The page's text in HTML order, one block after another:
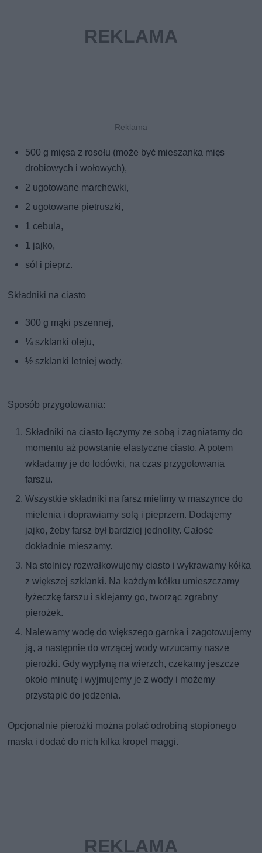
500 g mięsa z rosołu (może być mieszanka mięs
drobiowych i wołowych),
2 ugotowane marchewki,
2 ugotowane pietruszki,
1 cebula,
1 jajko,
sól i pieprz.
Składniki na ciasto
300 g mąki pszennej,
¼ szklanki oleju,
½ szklanki letniej wody.
Sposób przygotowania:
Składniki na ciasto łączymy ze sobą i zagniatamy do
momentu aż powstanie elastyczne ciasto. A potem
wkładamy je do lodówki, na czas przygotowania
farszu.
Wszystkie składniki na farsz mielimy w maszynce do
mielenia i doprawiamy solą i pieprzem. Dodajemy
jajko, żeby farsz był bardziej jednolity. Całość
dokładnie mieszamy.
Na stolnicy rozwałkowujemy ciasto i wykrawamy kółka
z większej szklanki. Na każdym kółku umieszczamy
łyżeczkę farszu i sklejamy go, tworząc zgrabny
pierożek.
Nalewamy wodę do większego garnka i zagotowujemy
ją, a następnie do wrzącej wody wrzucamy nasze
pierożki. Gdy wypłyną na wierzch, czekamy jeszcze
około minutę i wyjmujemy je z wody i możemy
przystąpić do jedzenia.
Opcjonalnie pierożki można polać odrobiną stopionego
masła i dodać do nich kilka kropel maggi.